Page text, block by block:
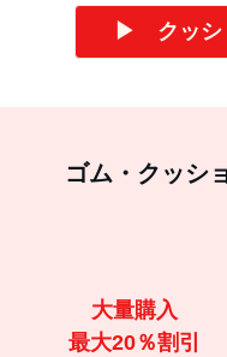
NR(天然)スポンジゴム